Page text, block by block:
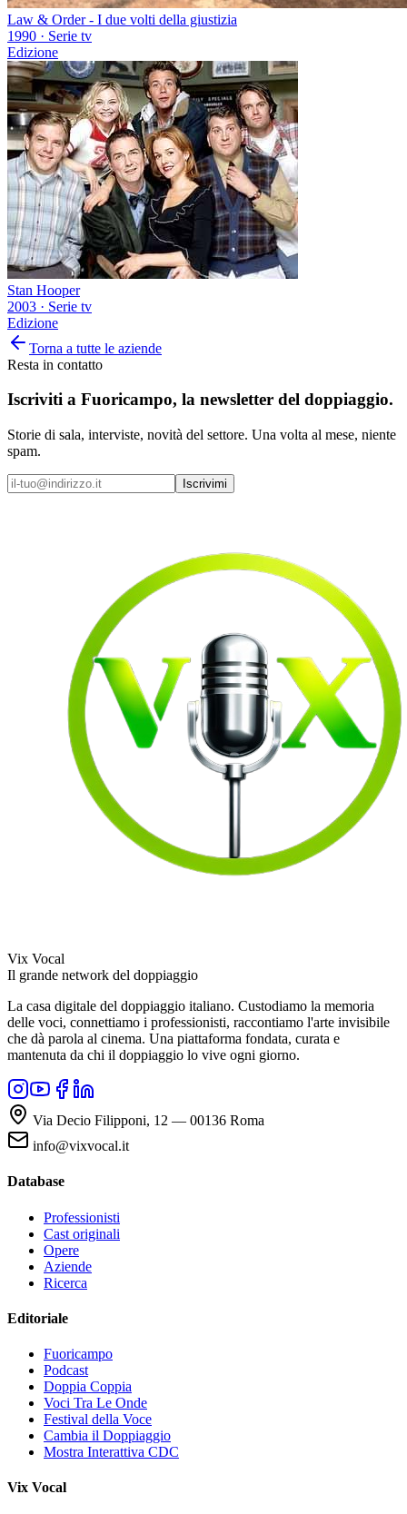
Law & Order - I due volti della giustizia
1990 · Serie tv
Edizione
Stan Hooper
2003 · Serie tv
Edizione
Torna a tutte le aziende
Resta in contatto
Iscriviti a Fuoricampo, la newsletter del doppiaggio.
Storie di sala, interviste, novità del settore. Una volta al mese, niente
spam.
Iscrivimi
Vix Vocal
Il grande network del doppiaggio
La casa digitale del doppiaggio italiano. Custodiamo la memoria
delle voci, connettiamo i professionisti, raccontiamo l'arte invisibile
che dà parola al cinema. Una piattaforma fondata, curata e
mantenuta da chi il doppiaggio lo vive ogni giorno.
Via Decio Filipponi, 12 — 00136 Roma
info@vixvocal.it
Database
Professionisti
Cast originali
Opere
Aziende
Ricerca
Editoriale
Fuoricampo
Podcast
Doppia Coppia
Voci Tra Le Onde
Festival della Voce
Cambia il Doppiaggio
Mostra Interattiva CDC
Vix Vocal